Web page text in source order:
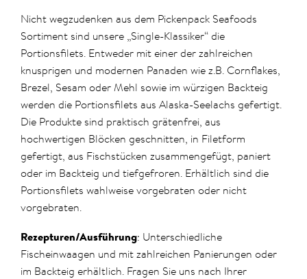
Nicht wegzudenken aus dem Pickenpack Seafoods
Sortiment sind unsere „Single-Klassiker“ die
Portionsfilets. Entweder mit einer der zahlreichen
knusprigen und modernen Panaden wie z.B. Cornflakes,
Brezel, Sesam oder Mehl sowie im würzigen Backteig
werden die Portionsfilets aus Alaska-Seelachs gefertigt.
Die Produkte sind praktisch grätenfrei, aus
hochwertigen Blöcken geschnitten, in Filetform
gefertigt, aus Fischstücken zusammengefügt, paniert
oder im Backteig und tiefgefroren. Erhältlich sind die
Portionsfilets wahlweise vorgebraten oder nicht
vorgebraten.
Rezepturen/Ausführung: Unterschiedliche
Fischeinwaagen und mit zahlreichen Panierungen oder
im Backteig erhältlich. Fragen Sie uns nach Ihrer